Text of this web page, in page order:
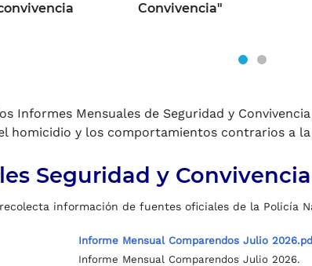
Convivencia"
Informes Mensuales de Seguridad y
homicidio y los comportamientos contrarios a
Seguridad y
información de fuentes oficiales de la Policía
Informe Mensual Comparendos Julio
Informe Mensual Comparendos Julio 2026.